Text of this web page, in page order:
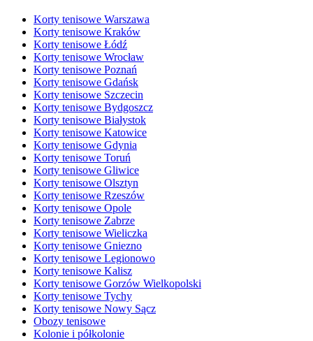
Korty tenisowe Warszawa
Korty tenisowe Kraków
Korty tenisowe Łódź
Korty tenisowe Wrocław
Korty tenisowe Poznań
Korty tenisowe Gdańsk
Korty tenisowe Szczecin
Korty tenisowe Bydgoszcz
Korty tenisowe Białystok
Korty tenisowe Katowice
Korty tenisowe Gdynia
Korty tenisowe Toruń
Korty tenisowe Gliwice
Korty tenisowe Olsztyn
Korty tenisowe Rzeszów
Korty tenisowe Opole
Korty tenisowe Zabrze
Korty tenisowe Wieliczka
Korty tenisowe Gniezno
Korty tenisowe Legionowo
Korty tenisowe Kalisz
Korty tenisowe Gorzów Wielkopolski
Korty tenisowe Tychy
Korty tenisowe Nowy Sącz
Obozy tenisowe
Kolonie i półkolonie